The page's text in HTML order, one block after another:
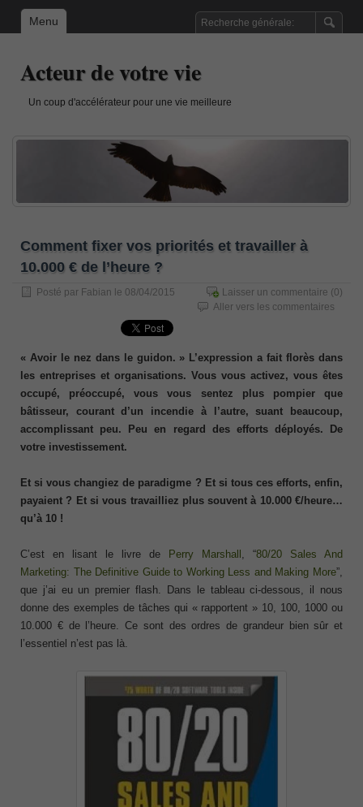
Menu
Acteur de votre vie
Un coup d'accélérateur pour une vie meilleure
Comment fixer vos priorités et travailler à
10.000 € de l’heure ?
Posté par Fabian le 08/04/2015 Laisser un commentaire (0)
Aller vers les commentaires
« Avoir le nez dans le guidon. » L’expression a fait florès dans
les entreprises et organisations. Vous vous activez, vous êtes
occupé, préoccupé, vous vous sentez plus pompier que
bâtisseur, courant d’un incendie à l’autre, suant beaucoup,
accomplissant peu. Peu en regard des efforts déployés. De
votre investissement.
Et si vous changiez de paradigme ? Et si tous ces efforts, enfin,
payaient ? Et si vous travailliez plus souvent à 10.000 €/heure…
qu’à 10 !
C’est en lisant le livre de Perry Marshall , “80/20 Sales And
Marketing: The Definitive Guide to Working Less and Making More”,
que j’ai eu un premier flash. Dans le tableau ci-dessous, il nous
donne des exemples de tâches qui « rapportent » 10, 100, 1000 ou
10.000 € de l’heure. Ce sont des ordres de grandeur bien sûr et
l’essentiel n’est pas là.